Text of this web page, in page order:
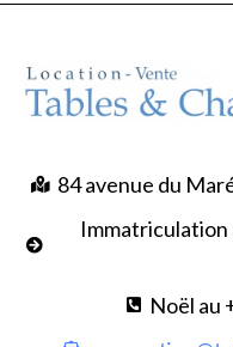
84 avenue du
Immatriculation
Noël au